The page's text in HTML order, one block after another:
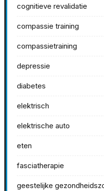
cognitieve revalidatie
compassie training
compassietraining
depressie
diabetes
elektrisch
elektrische auto
eten
fasciatherapie
geestelijke